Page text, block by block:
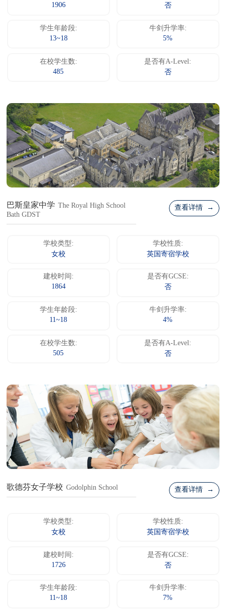
1906
否
学生年龄段:
13~18
牛剑升学率:
5%
在校学生数:
485
是否有A-Level:
否
巴斯皇家中学 The Royal High School
Bath GDST
查看详情 →
学校类型:
女校
学校性质:
英国寄宿学校
建校时间:
1864
是否有GCSE:
否
学生年龄段:
11~18
牛剑升学率:
4%
在校学生数:
505
是否有A-Level:
否
歌德芬女子学校 Godolphin School 查看详情 →
学校类型:
女校
学校性质:
英国寄宿学校
建校时间:
1726
是否有GCSE:
否
学生年龄段:
11~18
牛剑升学率:
7%